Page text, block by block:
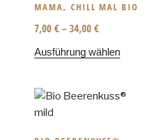
MAMA, CHILL MAL BIO
7,00 € – 34,00 €
Ausführung wählen